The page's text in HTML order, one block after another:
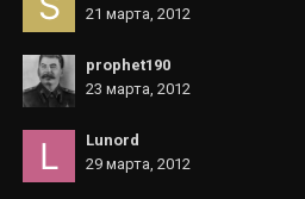
21 марта, 2012
prophet190
23 марта, 2012
Lunord
29 марта, 2012